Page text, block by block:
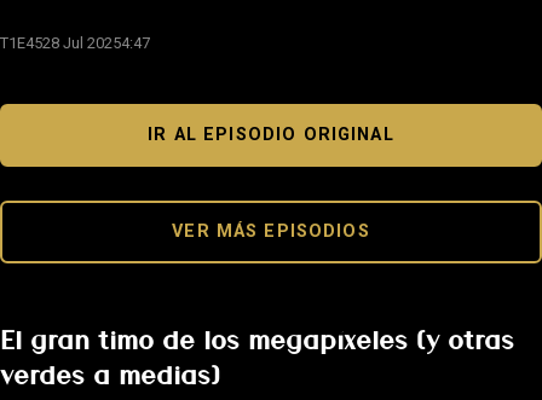
T1E4528 Jul 20254:47
IR AL EPISODIO ORIGINAL
VER MÁS EPISODIOS
El gran timo de los megapíxeles (y otras
verdes a medias)